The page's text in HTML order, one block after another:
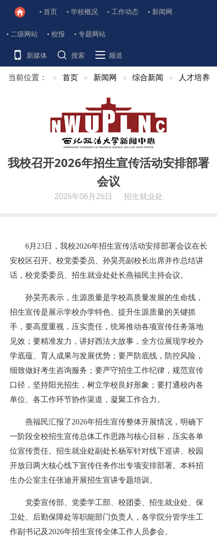
首页 学校概况 工作动态 新闻网
二级网站 校报 专题网站
新媒体 搜索 频道
当前位置： 首页 新闻网 综合新闻 人才培养
我校召开2026年招生宣传活动安排部署
会议
2026年06月26日 招生就业处
6月23日，我校2026年招生宣传活动安排部署会议在长
安校区召开。校党委委员、孙昊亮副校长出席并作总结讲
话，校党委委员、招生就业处处长燕福民主持会议。
孙昊亮表示，生源质量是学校高质量发展的生命线，
招生宣传是展示学校办学特色、提升生源质量的关键抓
手，要高度重视，压实责任，统筹推动各项宣传任务落地
见效；要精准发力，讲好西法大故事，全方位展现学校办
学底蕴、育人成果与发展优势；要严防底线，防控风险，
细致做好考生咨询服务；要严守招生工作纪律，规范宣传
口径，坚持阳光招生，树立学校良好形象；要打通校内各
单位、各工作环节协作渠道，凝聚工作合力。
燕福民汇报了2026年招生宣传整体开展情况，明确下
一阶段全校招生宣传总体工作思路与核心目标，压实各单
位宣传责任。招生就业处副处长杨军针对线下巡讲、校园
开放日两大核心线下宣传任务作出专项安排部署。本科招
生办公室主任张迪开展招生宣讲专题培训。
党委宣传部、党委学工部、校团委、招生就业处、保
卫处、后勤保障处等职能部门负责人，各学院分管学生工
作副书记及2026年招生宣传全体工作人员参会。